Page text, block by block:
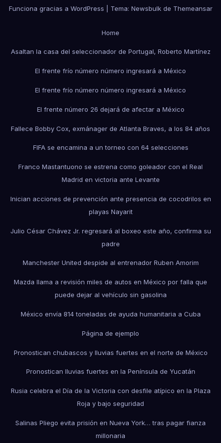
Funciona gracias a WordPress Tema: Newsbulkde Themeansar
Home
Asaltan la casa del seleccionador de Portugal, Roberto Martínez
El frente frío número número ingresará a México
El frente frío número número ingresará a México
El frente número 26 dejará de afectar a México
Fallece Bobby Cox, exmánager de Atlanta Braves, a los 84 años
FIFA se encamina a un torneo con 64 selecciones
Franco Mastantuono se estrena como goleador con el Real
Madrid en victoria ante Levante
Inician acciones de prevención ante presencia de cocodrilos en
playas Nayarit
Julio César Chávez Jr. regresará al boxeo este año, confirma su
padre
Manchester United despide al entrenador Ruben Amorim
Mazda llama a revisión miles de autos en México por falla que
puede dejar al vehículo sin gasolina
México envía 814 toneladas de ayuda humanitaria a Cuba
Página de ejemplo
Pronostican chubascos y lluvias fuertes en el norte de México
Pronostican lluvias fuertes en la Península de Yucatán
Rusia celebra el Día de la Victoria con desfile atípico en la Plaza
Roja y bajo seguridad
Salinas Pliego evita prisión en Nueva York… tras pagar fianza
millonaria